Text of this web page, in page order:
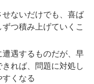
ないだけでも、喜ば
つ積み上げていくこ
遇するものだが、早
れば、問題に対処し
くなる